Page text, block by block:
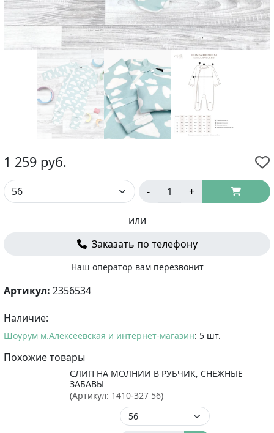
1 259 руб.
- +
или
Заказать по телефону
Наш оператор вам перезвонит
Артикул: 2356534
Наличие:
Шоурум м.Алексеевская и интернет-магазин: 5 шт.
Похожие товары
СЛИП НА МОЛНИИ В РУБЧИК, СНЕЖНЫЕ
ЗАБАВЫ
(Артикул: 1410-327 56)